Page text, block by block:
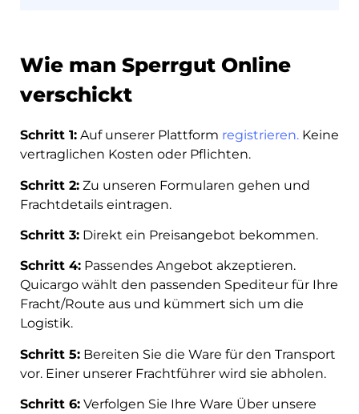
Wie man Sperrgut Online
verschickt
Schritt 1: Auf unserer Plattform registrieren. Keine
vertraglichen Kosten oder Pflichten.
Schritt 2: Zu unseren Formularen gehen und
Frachtdetails eintragen.
Schritt 3: Direkt ein Preisangebot bekommen.
Schritt 4: Passendes Angebot akzeptieren.
Quicargo wählt den passenden Spediteur für Ihre
Fracht/Route aus und kümmert sich um die
Logistik.
Schritt 5: Bereiten Sie die Ware für den Transport
vor. Einer unserer Frachtführer wird sie abholen.
Schritt 6: Verfolgen Sie Ihre Ware Über unsere